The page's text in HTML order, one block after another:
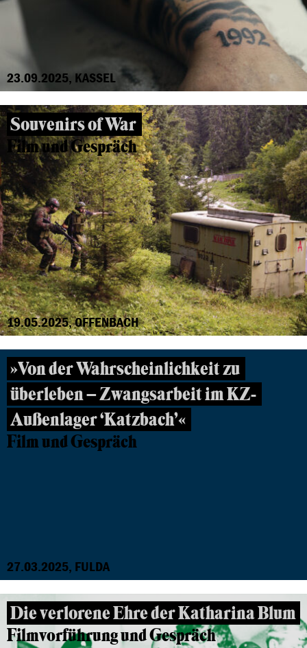
23.09.2025, KASSEL
Souvenirs of War
Film und Gespräch
19.05.2025, OFFENBACH
»Von der Wahrscheinlichkeit zu
überleben – Zwangsarbeit im KZ-
Außenlager ‘Katzbach’«
Film und Gespräch
27.03.2025, FULDA
Die verlorene Ehre der Katharina Blum
Filmvorführung und Gespräch